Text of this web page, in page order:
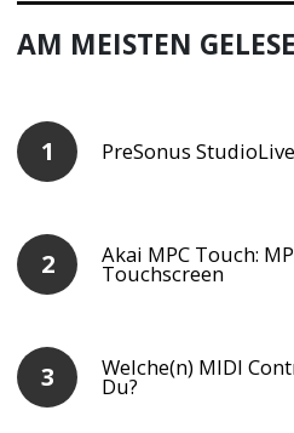
AM MEISTEN
PreSonus
Akai MPC Touch:
Touchscreen
Welche(n) MIDI
Du?